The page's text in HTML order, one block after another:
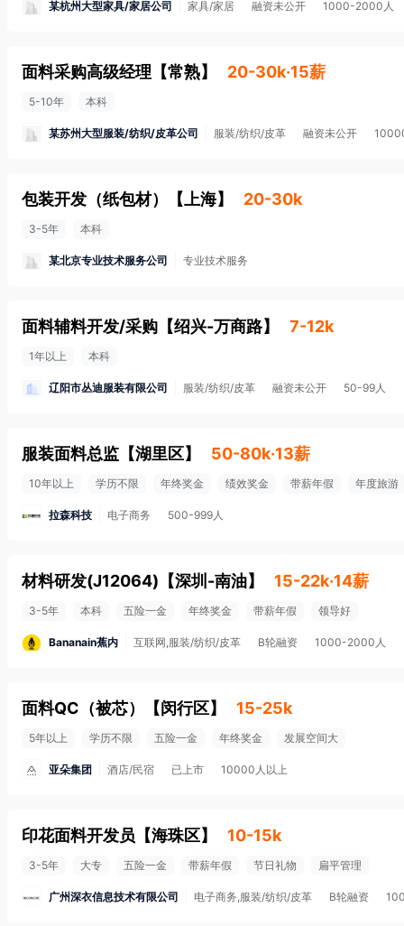
某杭州大型家具/家居公司 家具/家居 融资未公开 1000-2000人
面料采购高级经理 【常熟】 20-30k·15薪
5-10年 本科
某苏州大型服装/纺织/皮革公司 服装/纺织/皮革 融资未公开
包装开发（纸包材） 【 上海】 20-30k
3-5年 本科
某北京专业技术服务公司 专业技术服务
面料辅料开发/采购 【绍兴-万商路】 7-12k
1年以上 本科
辽阳市丛迪服装有限公司 服装/纺织/皮革 融资未公开 50-99人
服装面料总监 【湖里区】 50-80k·13薪
10年以上 学历不限 年终奖金 绩效奖金 带薪年假 年度旅游
拉森科技 电子商务 500-999人
材料研发(J12064) 【深圳-南油】 15-22k·14薪
3-5年 本科 五险一金 年终奖金 带薪年假 领导好
Bananain蕉内 互联网,服装/纺织/皮革 B轮融资 1000-2000人
面料QC（被芯） 【闵行区】 15-25k
5年以上 学历不限 五险一金 年终奖金 发展空间大
亚朵集团 酒店/民宿 已上市 10000人以上
印花面料开发员 【海珠区】 10-15k
3-5年 大专 五险一金 带薪年假 节日礼物 扁平管理
广州深衣信息技术有限公司 电子商务,服装/纺织/皮革 B轮融资